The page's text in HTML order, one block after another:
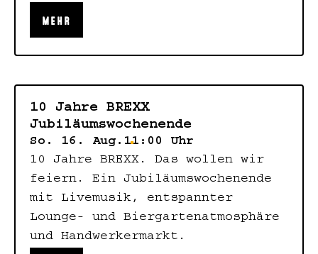
MEHR
10 Jahre BREXX
Jubiläumswochenende
So. 16. Aug. 11:00 Uhr
10 Jahre BREXX. Das wollen wir
feiern. Ein Jubiläumswochenende
mit Livemusik, entspannter
Lounge- und Biergartenatmosphäre
und Handwerkermarkt.